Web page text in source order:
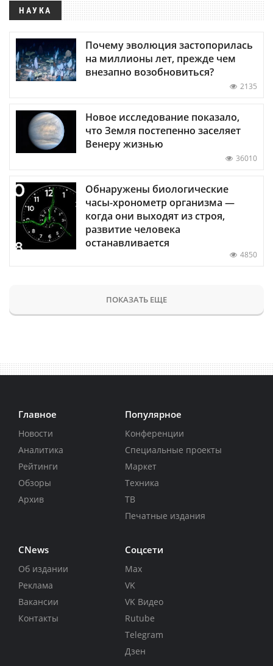
НАУКА
Почему эволюция застопорилась
на миллионы лет, прежде чем
внезапно возобновиться?
2135
Новое исследование показало,
что Земля постепенно заселяет
Венеру жизнью
36010
Обнаружены биологические
часы-хронометр организма —
когда они выходят из строя,
развитие человека
останавливается
4850
ПОКАЗАТЬ ЕЩЕ
Главное
Новости
Аналитика
Рейтинги
Обзоры
Архив
Популярное
Конференции
Специальные проекты
Маркет
Техника
ТВ
Печатные издания
CNews
Об издании
Реклама
Вакансии
Контакты
Соцсети
Max
VK
VK Видео
Rutube
Telegram
Дзен